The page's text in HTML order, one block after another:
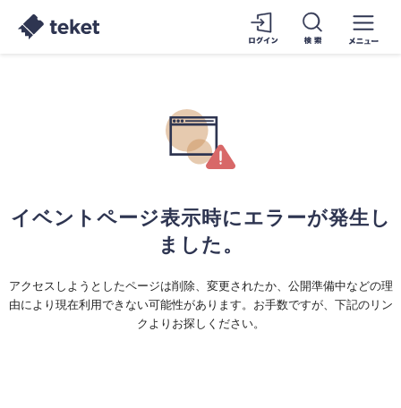
イベントページ表示時にエラーが発生し
ました。
アクセスしようとしたページは削除、変更されたか、公開準備中などの理
由により現在利用できない可能性があります。お手数ですが、下記のリン
クよりお探しください。